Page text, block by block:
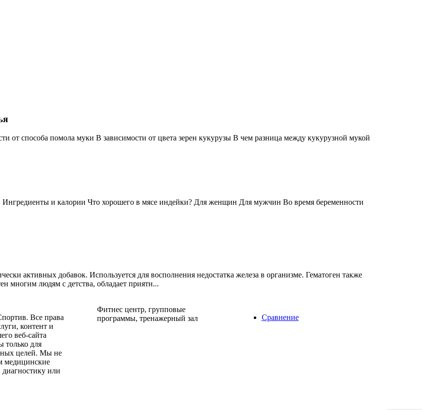
от способа помола муки В зависимости от цвета зерен кукурузы В чем разница между кукурузной мукой
и калории Что хорошего в мясе индейки? Для женщин Для мужчин Во время беременности
активных добавок. Используется для восполнения недостатка железа в организме. Гематоген также
многим людям с детства, обладает приятн...
Все права
контент и
веб-сайта
только для
целей. Мы не
медицинские
диагностику или
Фитнес центр, групповые
программы, тренажерный зал
Сравнение